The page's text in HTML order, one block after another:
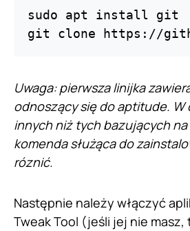
sudo apt install git
git clone https://
Uwaga: pierwsza linijka
odnoszący się do aptitude.
innych niż tych bazujących na
komenda służąca do
róznić.
Następnie należy włączyć
Tweak Tool (jeśli jej nie masz,